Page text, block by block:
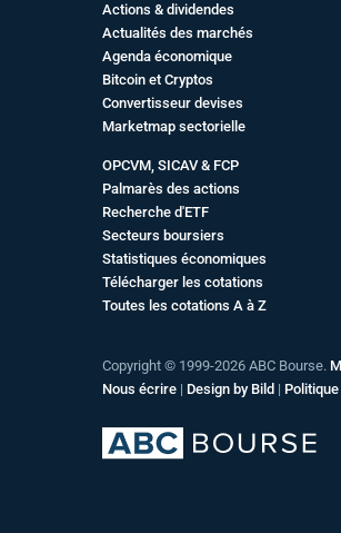
Actions & dividendes
Actualités des marchés
Agenda économique
Bitcoin et Cryptos
Convertisseur devises
Marketmap sectorielle
OPCVM, SICAV & FCP
Palmarès des actions
Recherche d'ETF
Secteurs boursiers
Statistiques économiques
Télécharger les cotations
Toutes les cotations A à Z
Copyright © 1999-2026 ABC Bourse.
Nous écrire | Design by Bild |